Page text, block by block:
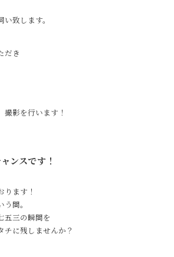
致します。
だき
影を行います！
ンスです！
ます！
間。
五三の瞬間を
チに残しませんか？